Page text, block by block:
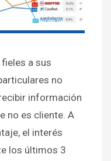
a sus
no
información
no es cliente. A
el interés
los últimos 3